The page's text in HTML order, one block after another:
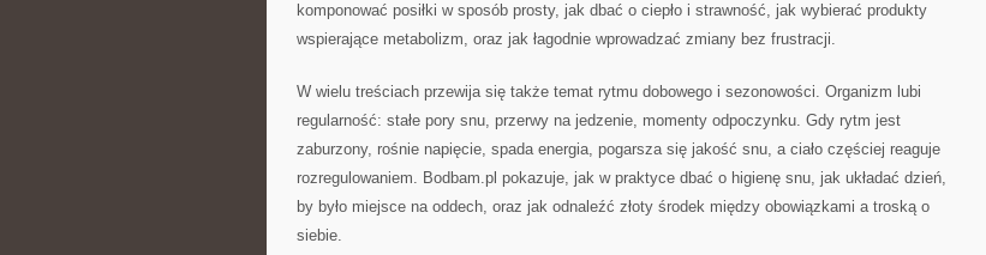
komponować posiłki w sposób prosty, jak dbać o ciepło i strawność, jak wybierać produkty
wspierające metabolizm, oraz jak łagodnie wprowadzać zmiany bez frustracji.
W wielu treściach przewija się także temat rytmu dobowego i sezonowości. Organizm lubi
regularność: stałe pory snu, przerwy na jedzenie, momenty odpoczynku. Gdy rytm jest
zaburzony, rośnie napięcie, spada energia, pogarsza się jakość snu, a ciało częściej reaguje
rozregulowaniem. Bodbam.pl pokazuje, jak w praktyce dbać o higienę snu, jak układać dzień,
by było miejsce na oddech, oraz jak odnaleźć złoty środek między obowiązkami a troską o
siebie.